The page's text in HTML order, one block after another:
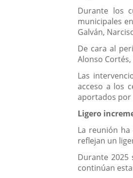
Durante los
municipales
Galván,
De cara al
Alonso
Las
acceso a los
aportados por
Ligero
La reunión
reflejan un
Durante 2025
continúan